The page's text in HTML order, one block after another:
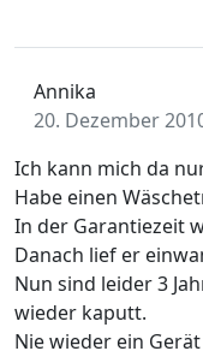
Annika
20. Dezember
Ich kann mich da
Habe einen
In der Garantiezeit
Danach lief er
Nun sind leider 3
wieder kaputt.
Nie wieder ein